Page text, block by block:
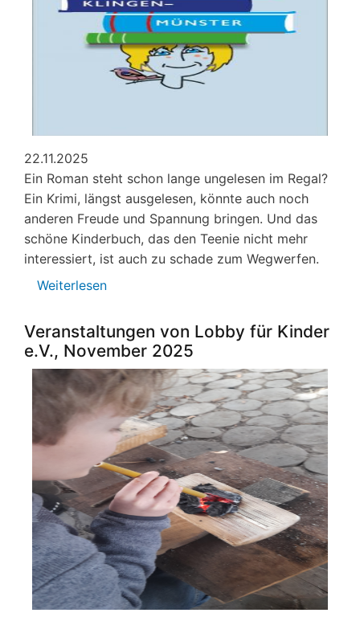
Osterferien
2026
22.11.2025
Ein Roman steht schon lange ungelesen im Regal?
Ein Krimi, längst ausgelesen, könnte auch noch
anderen Freude und Spannung bringen. Und das
schöne Kinderbuch, das den Teenie nicht mehr
interessiert, ist auch zu schade zum Wegwerfen.
Weiterlesen
erwünscht
Veranstaltungen von Lobby für Kinder
e.V., November 2025